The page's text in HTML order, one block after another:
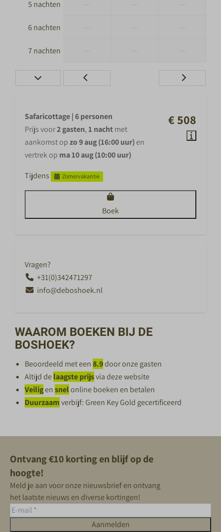
5 nachten
6 nachten
7 nachten
€ 508
Safaricottage | 6 personen
Prijs voor2 gasten,1 nachtmet
aankomst opzo 9 aug (16:00 uur) en
vertrek op ma 10 aug (10:00 uur)
Tijdens
Zomervakantie
Boek
Vragen?
+31(0)342471297
info@deboshoek.nl
WAAROM BOEKEN BIJ DE
BOSHOEK?
Beoordeeld met een8.9door onze gasten
Altijd delaagste prijsvia deze website
Veiligensnelonline boeken en betalen
Duurzaamverbijf: Green Key Gold gecertificeerd
Ontvang €10 korting en blijf op de
hoogte!
Meld je aan voor onze nieuwsbrief en ontvang
het laatste nieuws en diverse kortingen!
Aanmelden